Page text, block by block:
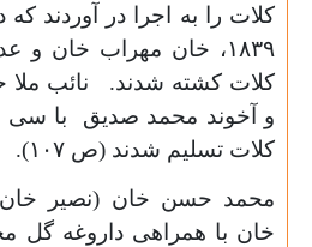
کلات را به اجرا در آوردند که
۱۸۳۹، خان مهراب خان و
کلات کشته شدند. نائب ملا
و آخوند محمد صدیق با
کلات تسلیم شدند (ص ۱۰۷).
محمد حسن خان (نصیر
خان با همراهی داروغه گل